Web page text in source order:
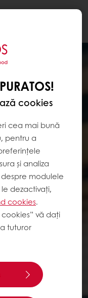
cookies
cea mai bună
pentru a
și analiza
modulele
dezactivați,
cookies.
vă dați
tuturor